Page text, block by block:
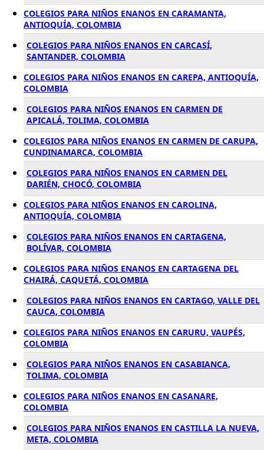
COLEGIOS PARA NIÑOS ENANOS EN CARAMANTA,
ANTIOQUÍA, COLOMBIA
COLEGIOS PARA NIÑOS ENANOS EN CARCASÍ,
SANTANDER, COLOMBIA
COLEGIOS PARA NIÑOS ENANOS EN CAREPA, ANTIOQUÍA,
COLOMBIA
COLEGIOS PARA NIÑOS ENANOS EN CARMEN DE
APICALÁ, TOLIMA, COLOMBIA
COLEGIOS PARA NIÑOS ENANOS EN CARMEN DE CARUPA,
CUNDINAMARCA, COLOMBIA
COLEGIOS PARA NIÑOS ENANOS EN CARMEN DEL
DARIÉN, CHOCÓ, COLOMBIA
COLEGIOS PARA NIÑOS ENANOS EN CAROLINA,
ANTIOQUÍA, COLOMBIA
COLEGIOS PARA NIÑOS ENANOS EN CARTAGENA,
BOLÍVAR, COLOMBIA
COLEGIOS PARA NIÑOS ENANOS EN CARTAGENA DEL
CHAIRÁ, CAQUETÁ, COLOMBIA
COLEGIOS PARA NIÑOS ENANOS EN CARTAGO, VALLE DEL
CAUCA, COLOMBIA
COLEGIOS PARA NIÑOS ENANOS EN CARURU, VAUPÉS,
COLOMBIA
COLEGIOS PARA NIÑOS ENANOS EN CASABIANCA,
TOLIMA, COLOMBIA
COLEGIOS PARA NIÑOS ENANOS EN CASANARE,
COLOMBIA
COLEGIOS PARA NIÑOS ENANOS EN CASTILLA LA NUEVA,
META, COLOMBIA